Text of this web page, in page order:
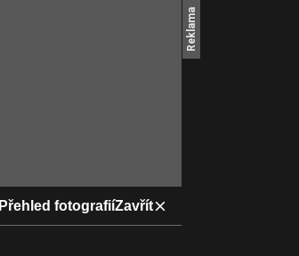
Přehled fotografiíZavřít